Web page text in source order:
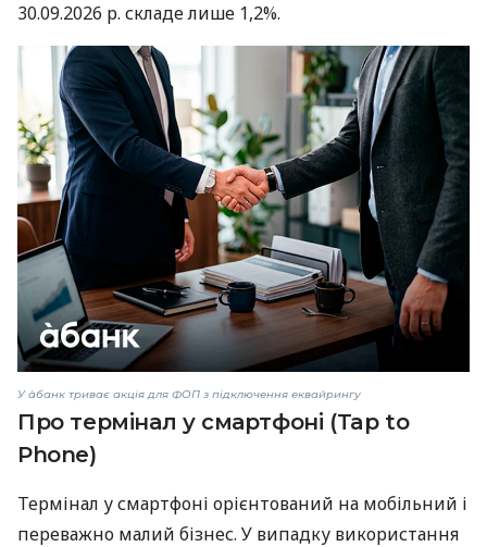
30.09.2026 р. складе лише 1,2%.
У àбанк триває акція для ФОП з підключення еквайрингу
Про термінал у смартфоні (Tap to
Phone)
Термінал у смартфоні орієнтований на мобільний і
переважно малий бізнес. У випадку використання